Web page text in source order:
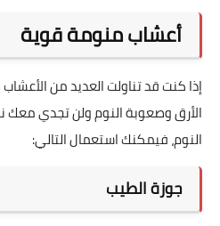
أعشاب منومة قوية
إذا كنت قد تناولت العديد من
الأرق وصعوبة النوم ولن تجدي معك
النوم، فيمكنك استعمال التالي:
جوزة الطيب